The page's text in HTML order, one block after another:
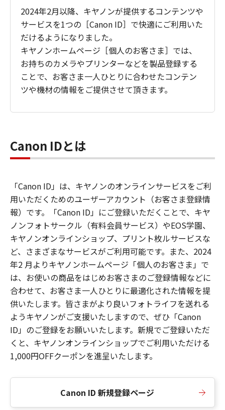
2024年2月以降、キヤノンが提供するコンテンツや
サービスを1つの［Canon ID］で快適にご利用いた
だけるようになりました。
キヤノンホームページ［個人のお客さま］では、
お持ちのカメラやプリンターなどを製品登録する
ことで、お客さま一人ひとりに合わせたコンテン
ツや機材の情報をご提供させて頂きます。
Canon IDとは
「Canon ID」は、キヤノンのオンラインサービスをご利
用いただくためのユーザーアカウント（お客さま登録情
報）です。「Canon ID」にご登録いただくことで、キヤ
ノンフォトサークル（有料会員サービス）やEOS学園、
キヤノンオンラインショップ、プリント枚ルサービスな
ど、さまざまなサービスがご利用可能です。また、2024
年2 月よりキヤノンホームページ「個人のお客さま」で
は、お使いの商品をはじめお客さまのご登録情報などに
合わせて、お客さま一人ひとりに最適化された情報を提
供いたします。皆さまがより良いフォトライフを送れる
ようキヤノンがご支援いたしますので、ぜひ「Canon
ID」のご登録をお願いいたします。新規でご登録いただ
くと、キヤノンオンラインショップでご利用いただける
1,000円OFFクーポンを進呈いたします。
Canon ID 新規登録ページ